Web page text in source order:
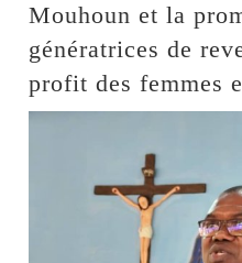
Mouhoun et la
génératrices de
profit des femmes